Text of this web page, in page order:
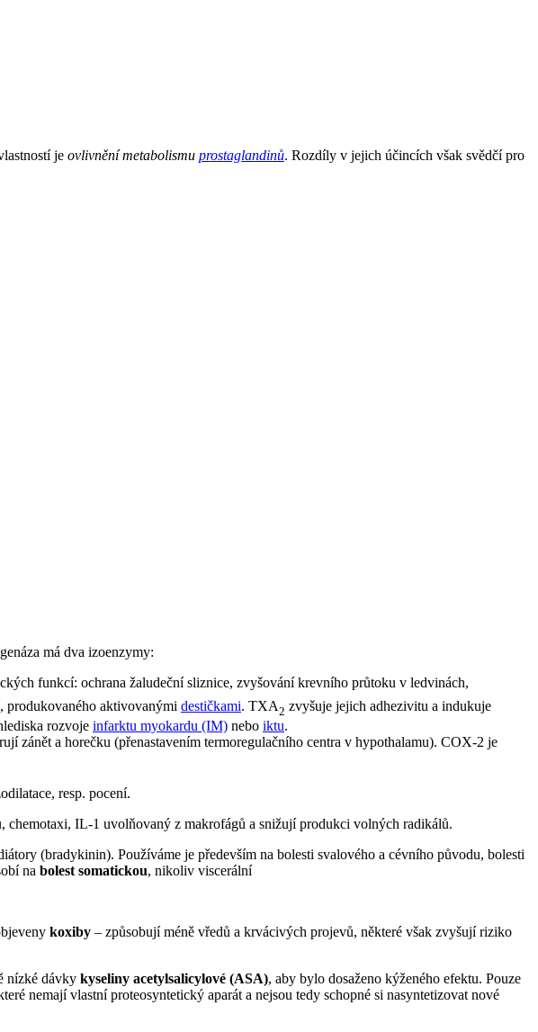
je ovlivnění metabolismu prostaglandinů. Rozdíly v jejich účincích však svědčí pro
má dva izoenzymy:
funkcí: ochrana žaludeční sliznice, zvyšování krevního průtoku v ledvinách,
, produkovaného aktivovanými destičkami. TXA2 zvyšuje jejich adhezivitu a indukuje
rozvoje infarktu myokardu (IM) nebo iktu.
zánět a horečku (přenastavením termoregulačního centra v hypothalamu). COX-2 je
resp. pocení.
chemotaxi, IL-1 uvolňovaný z makrofágů a snižují produkci volných radikálů.
(bradykinin). Používáme je především na bolesti svalového a cévního původu, bolesti
na bolest somatickou, nikoliv viscerální
koxiby – způsobují méně vředů a krvácivých projevů, některé však zvyšují riziko
nízké dávky kyseliny acetylsalicylové (ASA), aby bylo dosaženo kýženého efektu. Pouze
nemají vlastní proteosyntetický aparát a nejsou tedy schopné si nasyntetizovat nové